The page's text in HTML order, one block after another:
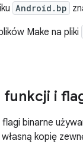
Android.bp
Make na pliki
funkcji i
binarne
kopię